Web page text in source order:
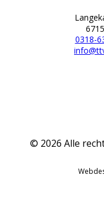
0318-
© 2026 Alle